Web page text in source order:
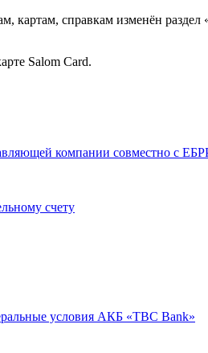
картам, справкам изменён
Salom Card.
компании совместно с
счету
условия АКБ «TBC Bank»